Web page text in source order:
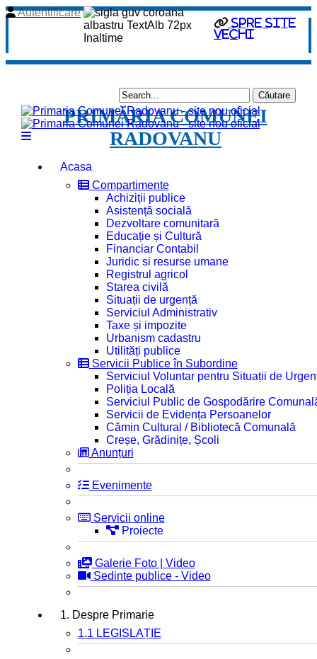
Spre site
vechi
Autentificare
PRIMĂRIA COMUNEI
RADOVANU
Acasa
Compartimente
Achiziții publice
Asistență socială
Dezvoltare comunitară
Educație și Cultură
Financiar Contabil
Juridic si resurse umane
Registrul agricol
Starea civilă
Situații de urgență
Serviciul Administrativ
Taxe și impozite
Urbanism cadastru
Utilități publice
Servicii Publice în Subordine
Serviciul Voluntar pentru Situații de
Poliția Locală
Serviciul Public de Gospodărire
Servicii de Evidența Persoanelor
Cămin Cultural / Bibliotecă Comunală
Creșe, Grădinițe, Școli
Anunțuri
Evenimente
Servicii online
Proiecte
Galerie Foto | Video
Sedinte publice - Video
1. Despre Primarie
1.1 LEGISLAȚIE